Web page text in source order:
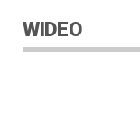
WIDEO